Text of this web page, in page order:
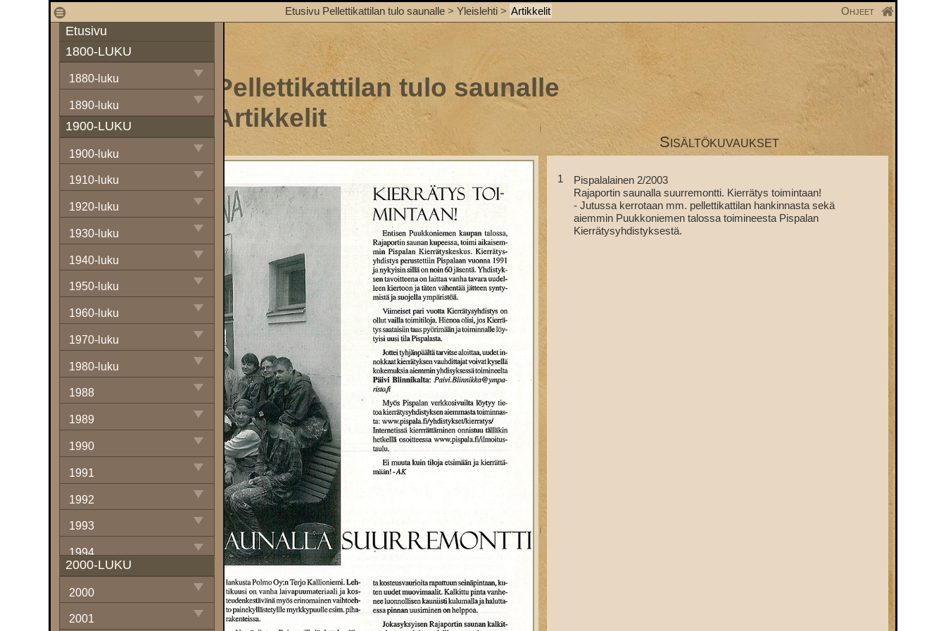
1 Etusivu Pellettikattilan tulo saunalle> Yleislehti> Artikkelit Ohjeet
Etusivu
1800-LUKU
1880-luku
1890-luku
1900-LUKU
1900-luku
1910-luku
1920-luku
1930-luku
1940-luku
1950-luku
1960-luku
1970-luku
1980-luku
1988
1989
1990
1991
1992
1993
1994
1995
1996
2000-LUKU
2000
2001
Pellettikattilan tulo saunalle
Artikkelit
Sisältökuvaukset
1
Pispalalainen 2/2003
Rajaportin saunalla suurremontti. Kierrätys toimintaan!
- Jutussa kerrotaan mm. pellettikattilan hankinnasta sekä
aiemmin Puukkoniemen talossa toimineesta Pispalan
Kierrätysyhdistyksestä.